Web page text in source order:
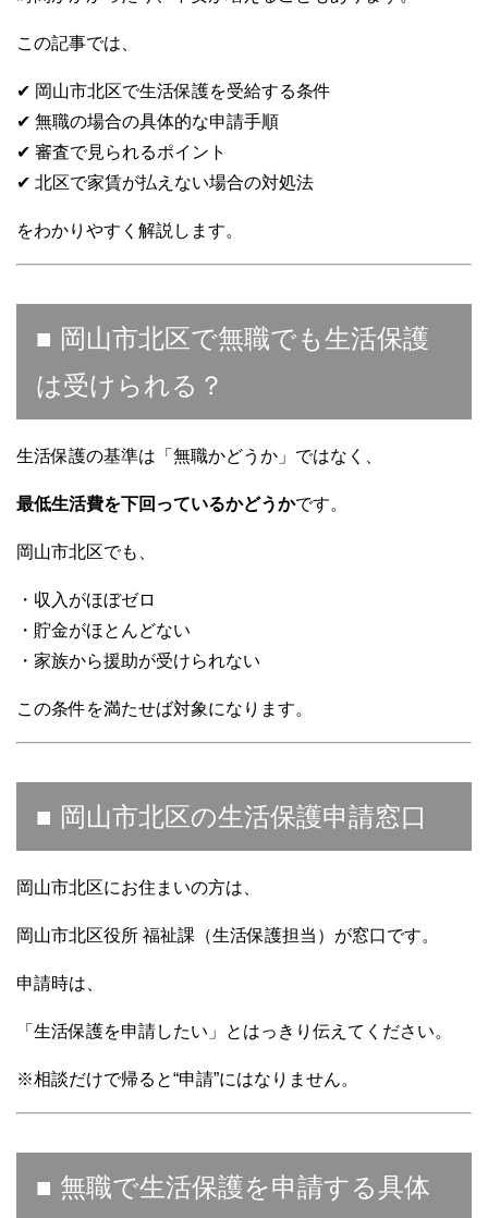
この記事では、
✔ 岡山市北区で生活保護を受給する条件
✔ 無職の場合の具体的な申請手順
✔ 審査で見られるポイント
✔ 北区で家賃が払えない場合の対処法
をわかりやすく解説します。
■ 岡山市北区で無職でも生活保護
は受けられる？
生活保護の基準は「無職かどうか」ではなく、
最低生活費を下回っているかどうかです。
岡山市北区でも、
・収入がほぼゼロ
・貯金がほとんどない
・家族から援助が受けられない
この条件を満たせば対象になります。
■ 岡山市北区の生活保護申請窓口
岡山市北区にお住まいの方は、
岡山市北区役所 福祉課（生活保護担当）が窓口です。
申請時は、
「生活保護を申請したい」とはっきり伝えてください。
※相談だけで帰ると“申請”にはなりません。
■ 無職で生活保護を申請する具体